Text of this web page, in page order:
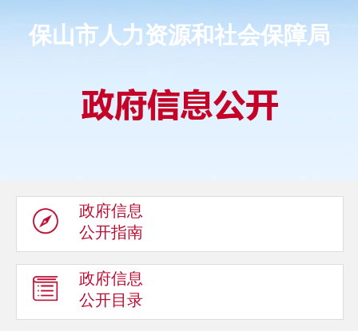
保山市人力资源和社会保障局
政府信息
公开指南
政府信息
公开目录